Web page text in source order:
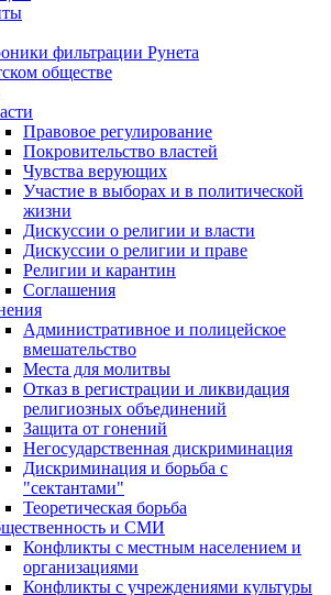
фильтрации Рунета
обществе
Правовое регулирование
Покровительство властей
Чувства верующих
Участие в выборах и в политической
жизни
Дискуссии о религии и власти
Дискуссии о религии и праве
Религии и карантин
Соглашения
Административное и полицейское
вмешательство
Места для молитвы
Отказ в регистрации и ликвидация
религиозных объединений
Защита от гонений
Негосударственная дискриминация
Дискриминация и борьба с
"сектантами"
Теоретическая борьба
и СМИ
Конфликты с местным населением и
организациями
Конфликты с учреждениями культуры